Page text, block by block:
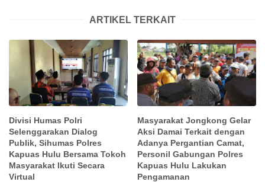
ARTIKEL TERKAIT
Divisi Humas Polri
Selenggarakan Dialog
Publik, Sihumas Polres
Kapuas Hulu Bersama Tokoh
Masyarakat Ikuti Secara
Virtual
Masyarakat Jongkong Gelar
Aksi Damai Terkait dengan
Adanya Pergantian Camat,
Personil Gabungan Polres
Kapuas Hulu Lakukan
Pengamanan